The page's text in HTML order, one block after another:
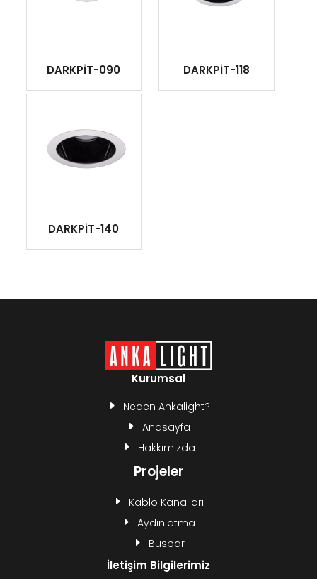
DARKPİT-090 DARKPİT-118
DARKPİT-140
Kurumsal
Neden Ankalight?
Anasayfa
Hakkımızda
Projeler
Kablo Kanalları
Aydınlatma
Busbar
İletişim Bilgilerimiz